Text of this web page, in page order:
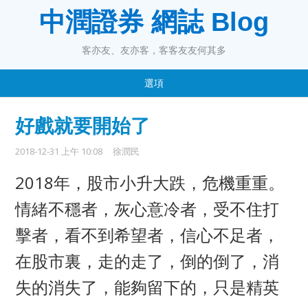
中潤證券 網誌 Blog
客亦友、友亦客，客客友友何其多
選項
好戲就要開始了
2018-12-31 上午 10:08 徐潤民
2018年，股市小升大跌，危機重重。
情緒不穩者，灰心意冷者，受不住打
擊者，看不到希望者，信心不足者，
在股市裏，走的走了，倒的倒了，消
失的消失了，能夠留下的，只是精英